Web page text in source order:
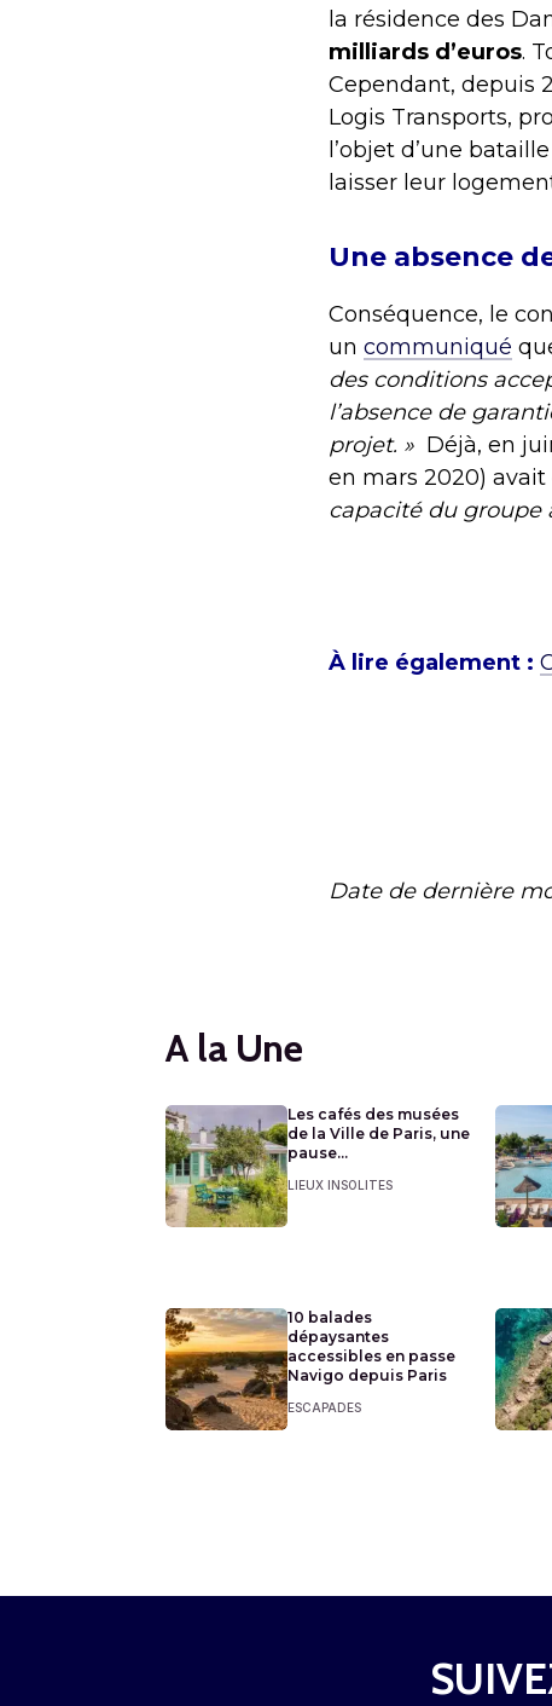
la résidence des
milliards d’euros.
Cependant, depuis
Logis Transports,
l’objet d’une
laisser leur
Une absence
Conséquence, le
un communiqué
des conditions
l’absence de
projet. » Déjà, en
en mars 2020)
capacité du groupe
À lire également :
Date de dernière
A la Une
Les cafés des musées
de la Ville de Paris, une
pause...
LIEUX INSOLITES
10 balades
dépaysantes
accessibles en passe
Navigo depuis Paris
ESCAPADES